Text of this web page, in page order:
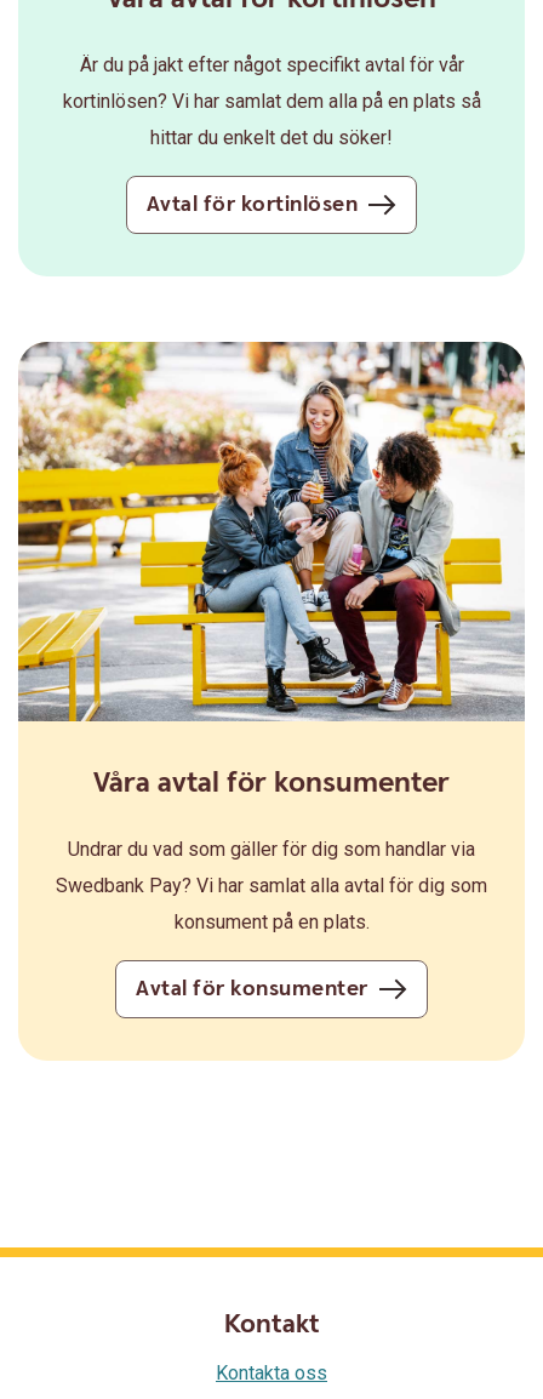
Är du på jakt efter något specifikt avtal för vår
kortinlösen? Vi har samlat dem alla på en plats så
hittar du enkelt det du söker!
Avtal för kortinlösen
Våra avtal för konsumenter
Undrar du vad som gäller för dig som handlar via
Swedbank Pay? Vi har samlat alla avtal för dig som
konsument på en plats.
Avtal för konsumenter
Kontakt
Kontakta oss